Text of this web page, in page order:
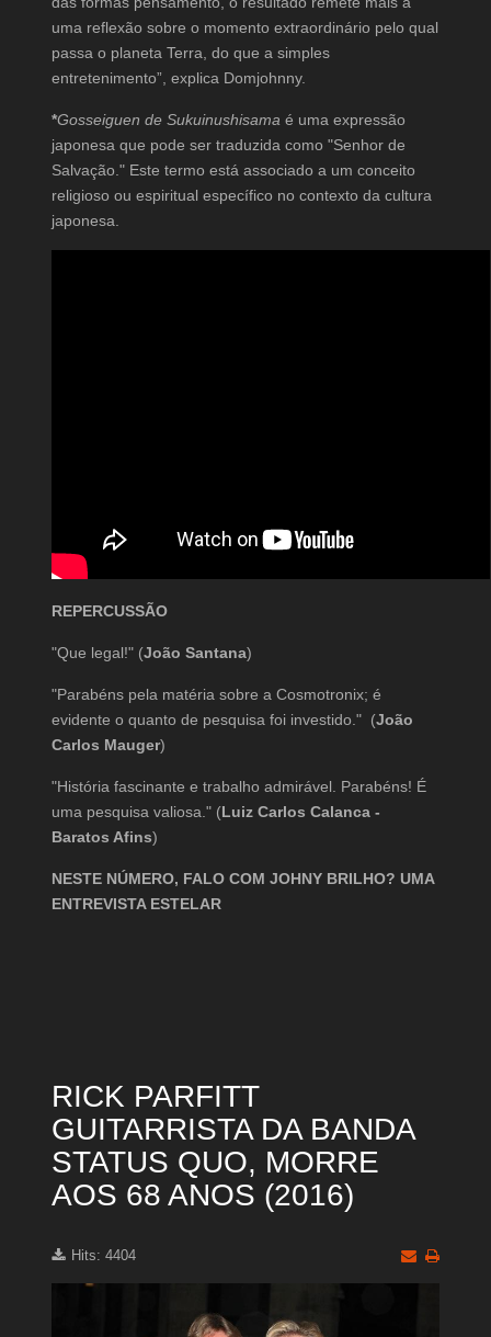
uma reflexão sobre o momento extraordinário pelo qual
passa o planeta Terra, do que a simples
entretenimento”, explica Domjohnny.
*Gosseiguen de Sukuinushisamaé uma expressão
japonesa que pode ser traduzida como "Senhor de
Salvação." Este termo está associado a um conceito
religioso ou espiritual específico no contexto da cultura
japonesa.
REPERCUSSÃO
"Que legal!" (João Santana)
"Parabéns pela matéria sobre a Cosmotronix; é
evidente o quanto de pesquisa foi investido." (João
Carlos Mauger)
"História fascinante e trabalho admirável. Parabéns! É
uma pesquisa valiosa." (Luiz Carlos Calanca -
Baratos Afins)
NESTE NÚMERO, FALO COM JOHNY BRILHO? UMA
ENTREVISTA ESTELAR
RICK PARFITT
GUITARRISTA DA BANDA
STATUS QUO, MORRE
AOS 68 ANOS (2016)
Hits: 4404